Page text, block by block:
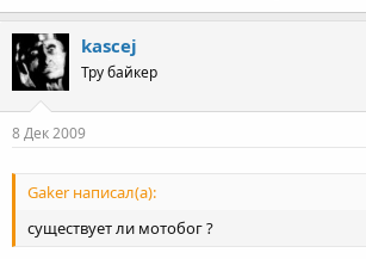
kascej
Тру байкер
8 Дек 2009
Gaker написал(а):
существует ли мотобог ?